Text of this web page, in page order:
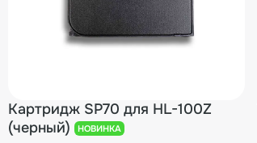
Картридж SP70 для HL-100Z
(черный)
НОВИНКА